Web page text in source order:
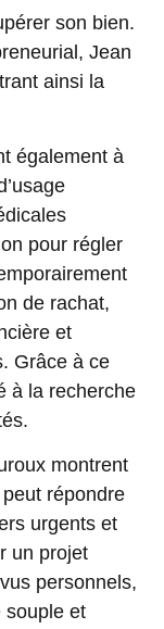
son bien.
Jean
ainsi la
également à
pour régler
de rachat,
et
Grâce à ce
à la recherche
montrent
répondre
urgents et
un projet
personnels,
souple et